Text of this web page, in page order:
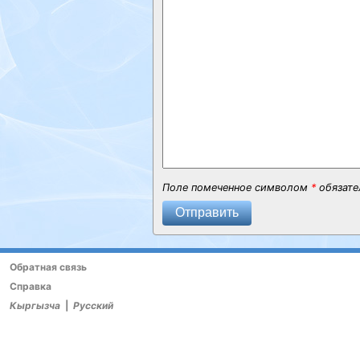
Поле помеченное символом *
Отправить
Обратная связь
Справка
Кыргызча
Русский